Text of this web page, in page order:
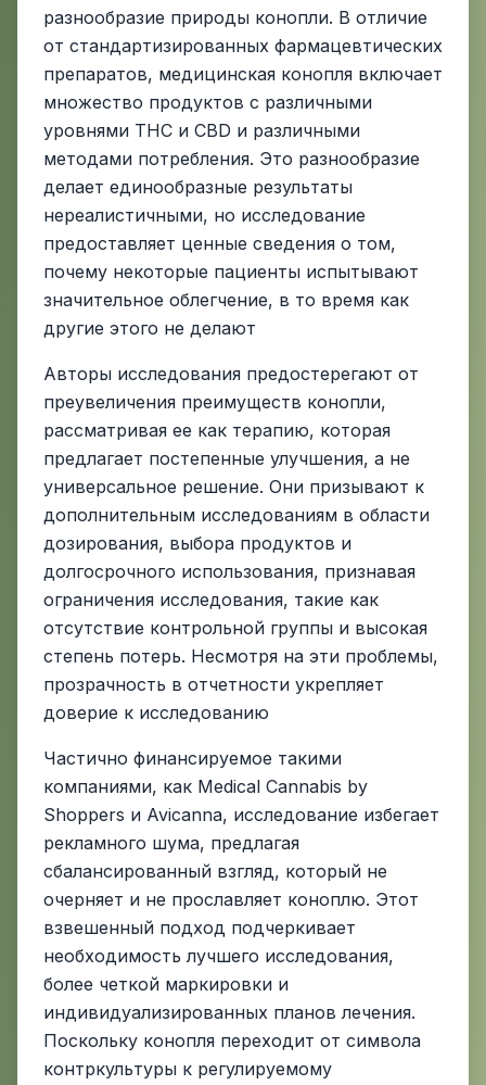
разнообразие природы конопли. В отличие
от стандартизированных фармацевтических
препаратов, медицинская конопля включает
множество продуктов с различными
уровнями THC и CBD и различными
методами потребления. Это разнообразие
делает единообразные результаты
нереалистичными, но исследование
предоставляет ценные сведения о том,
почему некоторые пациенты испытывают
значительное облегчение, в то время как
другие этого не делают
Авторы исследования предостерегают от
преувеличения преимуществ конопли,
рассматривая ее как терапию, которая
предлагает постепенные улучшения, а не
универсальное решение. Они призывают к
дополнительным исследованиям в области
дозирования, выбора продуктов и
долгосрочного использования, признавая
ограничения исследования, такие как
отсутствие контрольной группы и высокая
степень потерь. Несмотря на эти проблемы,
прозрачность в отчетности укрепляет
доверие к исследованию
Частично финансируемое такими
компаниями, как Medical Cannabis by
Shoppers и Avicanna, исследование избегает
рекламного шума, предлагая
сбалансированный взгляд, который не
очерняет и не прославляет коноплю. Этот
взвешенный подход подчеркивает
необходимость лучшего исследования,
более четкой маркировки и
индивидуализированных планов лечения.
Поскольку конопля переходит от символа
контркультуры к регулируемому